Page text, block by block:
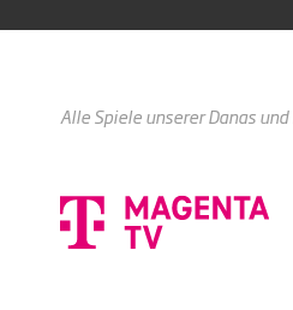
Alle Spiele unserer Danas